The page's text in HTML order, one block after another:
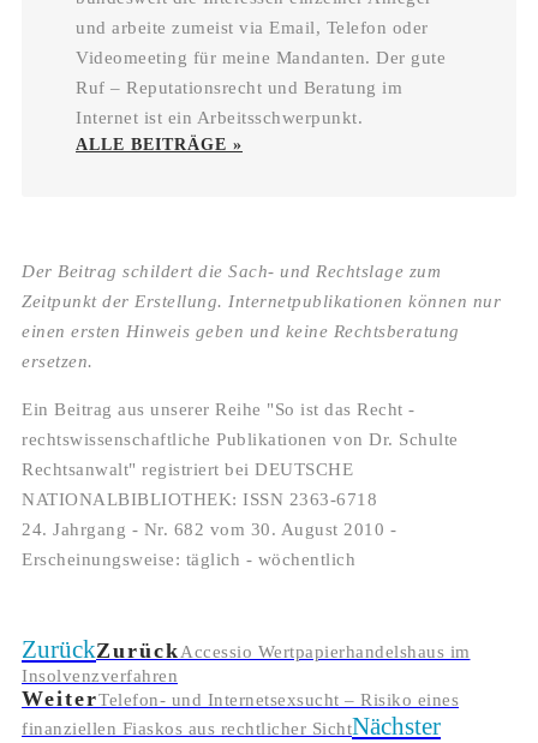
und arbeite zumeist via Email, Telefon oder
Videomeeting für meine Mandanten. Der gute
Ruf – Reputationsrecht und Beratung im
Internet ist ein Arbeitsschwerpunkt.
ALLE BEITRÄGE »
Der Beitrag schildert die Sach- und Rechtslage zum
Zeitpunkt der Erstellung. Internetpublikationen können nur
einen ersten Hinweis geben und keine Rechtsberatung
ersetzen.
Ein Beitrag aus unserer Reihe "So ist das Recht -
rechtswissenschaftliche Publikationen von Dr. Schulte
Rechtsanwalt" registriert bei DEUTSCHE
NATIONALBIBLIOTHEK: ISSN 2363-6718
24. Jahrgang - Nr. 682 vom 30. August 2010 -
Erscheinungsweise: täglich - wöchentlich
ZurückZurückAccessio Wertpapierhandelshaus im
Insolvenzverfahren
WeiterTelefon- und Internetsexsucht – Risiko eines
finanziellen Fiaskos aus rechtlicher SichtNächster